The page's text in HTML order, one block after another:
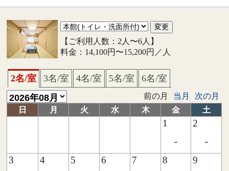
【ご利用人数：2人〜6人】
料金：14,100円〜15,200円／人
2名/室 3名/室 4名/室 5名/室 6名/室
前の月 当月
次の月
日
月 火 水 木 金 土
1
-
2
-
3 4 5 6 7 8 9